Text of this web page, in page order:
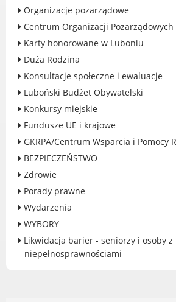
WYBORY
Likwidacja barier - seniorzy i
niepełnosprawnościami
MIASTO LUBOŃ
Władze Miasta
O mieście
Luboński Szlak Architektury
Śladami historii Lubonia
Gry miejskie
Kultura
Komenda Straży Miejskiej
Luboń
Organizacje pozarządowe
Centrum Organizacji Pozarządowych
Karty honorowane w Luboniu
Duża Rodzina
Konsultacje społeczne i ewaluacje
Luboński Budżet Obywatelski
Konkursy miejskie
Fundusze UE i krajowe
GKRPA/Centrum Wsparcia i Pomocy
BEZPIECZEŃSTWO
Zdrowie
Porady prawne
Wydarzenia
WYBORY
Likwidacja barier - seniorzy i osoby z
niepełnosprawnościami